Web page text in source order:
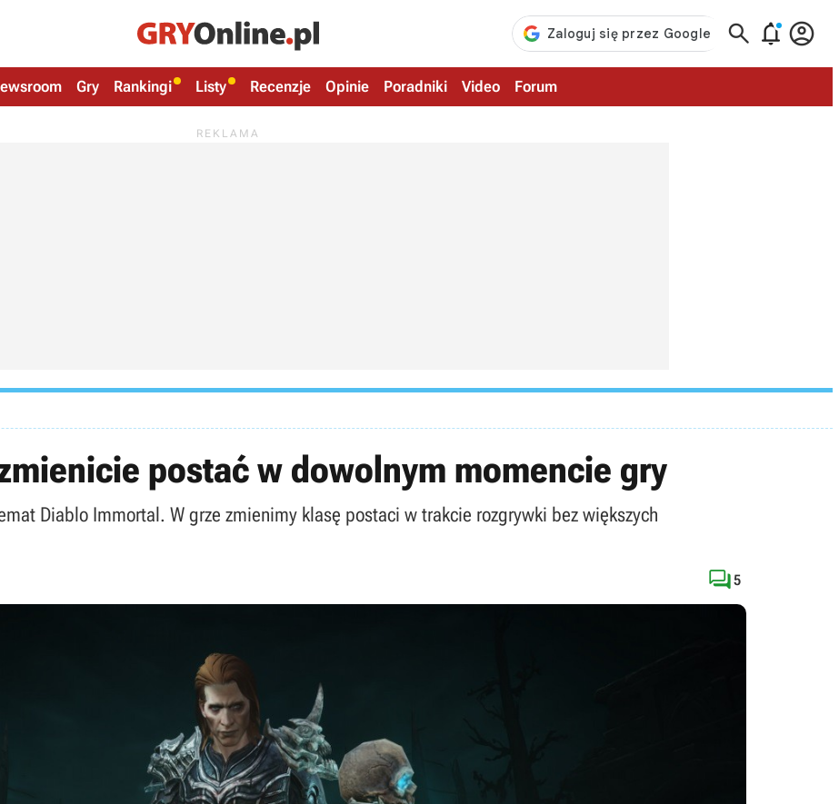
  
Gry Rankingi Listy Recenzje Opinie Poradniki Video Forum
postać w dowolnym momencie gry
Diablo Immortal. W grze zmienimy klasę postaci w trakcie rozgrywki bez większych
5